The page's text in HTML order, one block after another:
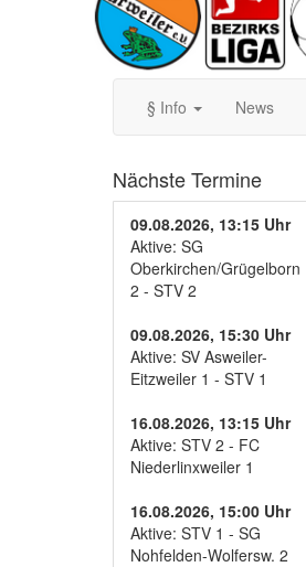
§ Info News
Nächste Termine
09.08.2026, 13:15 Uhr
Aktive: SG
Oberkirchen/Grügelborn
2 - STV 2
09.08.2026, 15:30 Uhr
Aktive: SV Asweiler-
Eitzweiler 1 - STV 1
16.08.2026, 13:15 Uhr
Aktive: STV 2 - FC
Niederlinxweiler 1
16.08.2026, 15:00 Uhr
Aktive: STV 1 - SG
Nohfelden-Wolfersw. 2